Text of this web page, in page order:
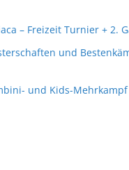
– Freizeit Turnier + 2.
und
und Kids-Mehrkampf